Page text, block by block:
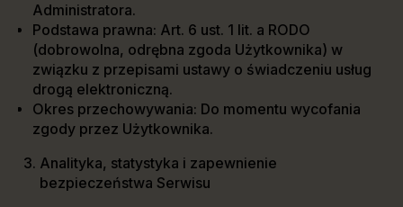
Administratora.
Podstawa prawna: Art. 6 ust. 1 lit. a RODO
(dobrowolna, odrębna zgoda Użytkownika) w
związku z przepisami ustawy o świadczeniu usług
drogą elektroniczną.
Okres przechowywania: Do momentu wycofania
zgody przez Użytkownika.
Analityka, statystyka i zapewnienie
bezpieczeństwa Serwisu